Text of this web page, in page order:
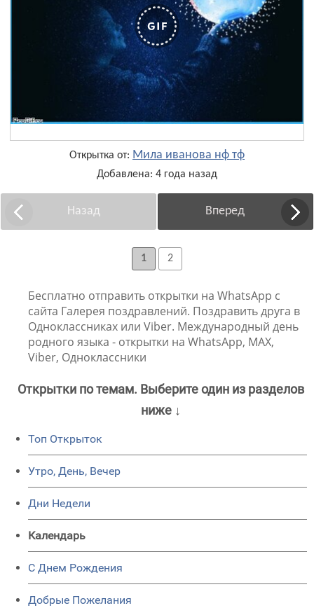
Открытка от: Мила иванова нф тф
Добавлена: 4 года назад
Назад Вперед
1 2
Бесплатно отправить открытки на WhatsApp с
сайта Галерея поздравлений. Поздравить друга в
Одноклассниках или Viber. Международный день
родного языка - открытки на WhatsApp, MAX,
Viber, Одноклассники
Открытки по темам. Выберите один из разделов
ниже ↓
Топ Открыток
Утро, День, Вечер
Дни Недели
Календарь
C Днем Рождения
Добрые Пожелания